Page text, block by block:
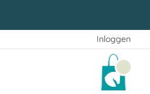
Inloggen